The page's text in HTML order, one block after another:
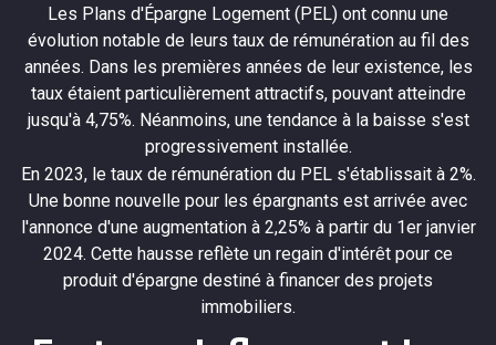
Les Plans d'Épargne Logement (PEL) ont connu une
évolution notable de leurs taux de rémunération au fil des
années. Dans les premières années de leur existence, les
taux étaient particulièrement attractifs, pouvant atteindre
jusqu'à 4,75%. Néanmoins, une tendance à la baisse s'est
progressivement installée.
En 2023, le taux de rémunération du PEL s'établissait à 2%.
Une bonne nouvelle pour les épargnants est arrivée avec
l'annonce d'une augmentation à 2,25% à partir du 1er janvier
2024. Cette hausse reflète un regain d'intérêt pour ce
produit d'épargne destiné à financer des projets
immobiliers.